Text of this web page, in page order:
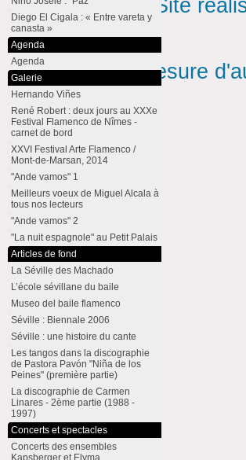
Diego El Cigala : « Entre vareta y
canasta »
Agenda
Agenda
Galerie
Hernando Viñes
René Robert : deux jours au XXXe
Festival Flamenco de Nîmes -
carnet de bord
XXVI Festival Arte Flamenco /
Mont-de-Marsan, 2014
"Ande vamos" 1
Meilleurs voeux de Miguel Alcala à
tous nos lecteurs
"Ande vamos" 2
"La nuit espagnole" au Petit Palais
Articles de fond
La Séville des Machado
L’école sévillane du baile
Museo del baile flamenco
Séville : Biennale 2006
Séville : une histoire du cante
Les tangos dans la discographie
de Pastora Pavón "Niña de los
Peines" (première partie)
La discographie de Carmen
Linares - 2ème partie (1988 -
1997)
Concerts et spectacles
Concerts des ensembles
Kapsberger et Elyma
Site
Mesure